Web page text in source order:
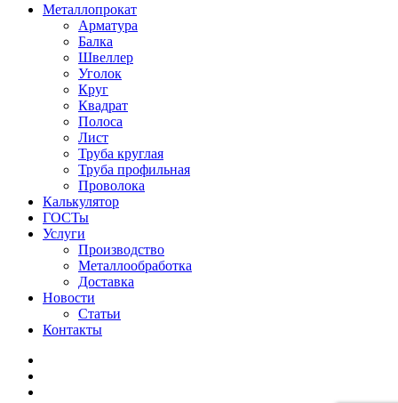
Металлопрокат
Арматура
Балка
Швеллер
Уголок
Круг
Квадрат
Полоса
Лист
Труба круглая
Труба профильная
Проволока
Калькулятор
ГОСТы
Услуги
Производство
Металлообработка
Доставка
Новости
Статьи
Контакты